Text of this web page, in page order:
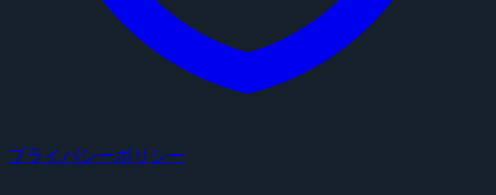
プライバシーポリシー